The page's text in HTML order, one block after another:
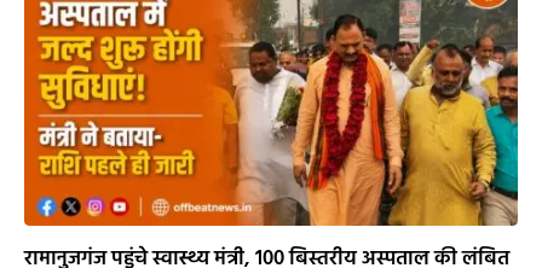
रामानुजगंज पहुंचे स्वास्थ्य मंत्री, 100 बिस्तरीय अस्पताल की लंबित